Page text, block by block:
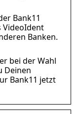
Bank11
VideoIdent
Banken.
bei der Wahl
Deinen
Bank11 jetzt